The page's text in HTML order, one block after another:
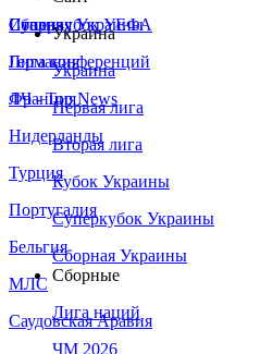
Сборная Украины
Италия
Германия
Франция
Нидерланды
Турция
Португалия
Бельгия
МЛС
Саудовская Аравия
Суперкубок УЕФА
Лига конференций
ЛЧ - Top News
Украина
Украина
Первая лига
Вторая лига
Кубок Украины
Суперкубок Украины
Сборная Украины
Сборные
Лига наций
ЧМ 2026